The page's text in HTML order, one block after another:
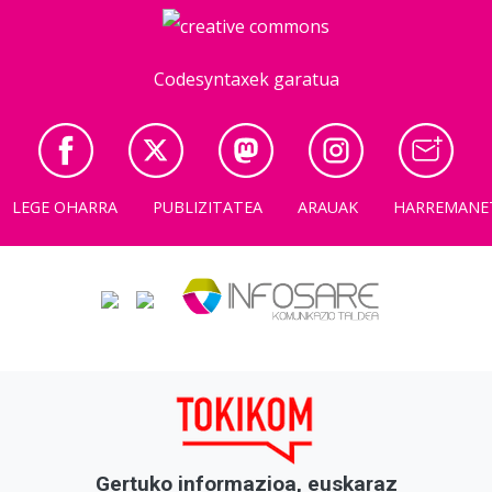
Codesyntaxek garatua
LEGE OHARRA PUBLIZITATEA ARAUAK
Gertuko informazioa, euskaraz